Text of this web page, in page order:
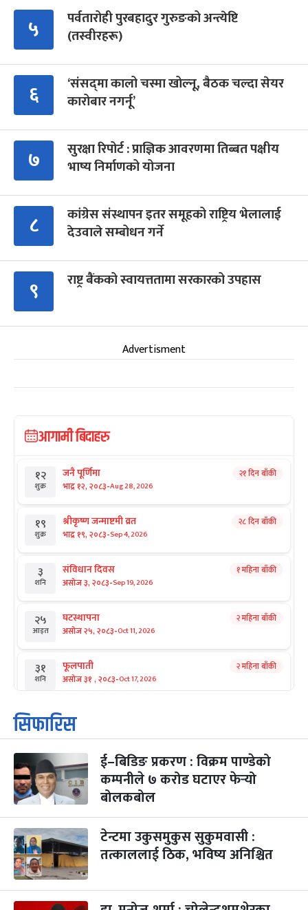
५
पर्वतारोही पुरबहादुर गुरुङको अन्त्येष्टि
(तस्वीरहरू)
६
‘संसद्‍मा कालो चस्मा खोल्नू, बैठक चल्दा सेयर
कारोबार नगर्नू’
७
सुरक्षा रिपोर्ट : प्राज्ञिक आवरणमा तिब्बत पक्षीय
भाष्य निर्माणको योजना
८
कांग्रेस संस्थापन इतर समूहको राष्ट्रिय भेलालाई
देउवाले सम्बोधन गर्ने
९ राष्ट्र बैंकको स्वायत्ततामा सरकारको उपहास
Advertisment
आगामी बिदाहरु
१२
शुक्र
जनै पूर्णिमा
भाद्र १२, २०८३-Aug 28, 2026
२१ दिन बाँकी
१९
शुक्र
श्रीकृष्ण जन्माष्टमी व्रत
भाद्र १९, २०८३-Sep 4, 2026
२८ दिन बाँकी
३
शनि
संविधान दिवस
असोज ३, २०८३-Sep 19, 2026
१ महिना बाँकी
२५
आइत
घटस्थापना
असोज २५, २०८३-Oct 11, 2026
२ महिना बाँकी
३१
शनि
फूलपाती
असोज ३१ , २०८३-Oct 17, 2026
२ महिना बाँकी
१
आइत
कार्तिक सङ्क्रान्ति
कार्तिक १, २०८३
३
मंगल
महानवमी
कार्तिक ३, २०८३-Oct 20, 2026
२ महिना बाँकी
४
५
बिहि
पापा‌ङ्कुशा एकादशी व्रत
कार्तिक ५, २०८३
२ महिना बाँकी
कुकुर तिहार ३ महिना बाँकी
सिफारिस
ई–बिडिङ प्रकरण : विक्रम पाण्डेको
कम्पनीले ७ करोड घटाएर फेर्‍यो
बोलकबोल
टेन्टमा उकुसमुकुस सुकुमवासी :
तत्काललाई ठिक, भविष्य अनिश्चित